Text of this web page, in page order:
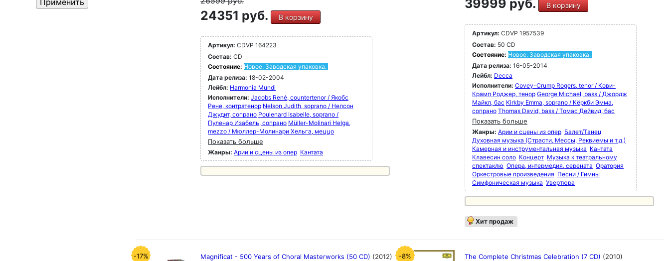
24351 руб. В корзину
Артикул: CDVP 164223
Состав: CD
Состояние: Новое. Заводская упаковка.
Дата релиза: 18-02-2004
Лейбл: Harmonia Mundi
Исполнители: Jacobs René, countertenor / Якобс
Рене, контратенор Nelson Judith, soprano / Нелсон
Джудит, сопрано Poulenard Isabelle, soprano /
Пуленар Изабель, сопрано Müller-Molinari Helga,
mezzo / Мюллер-Молинари Хельга, меццо
Показать больше
Жанры: Арии и сцены из опер Кантата
39999 руб. В корзину
Артикул: CDVP 1957539
Состав: 50 CD
Состояние: Новое. Заводская упаковка.
Дата релиза: 16-05-2014
Лейбл: Decca
Исполнители: Covey-Crump Rogers, tenor / Кови-
Крамп Роджер, тенор George Michael, bass / Джордж
Майкл, бас Kirkby Emma, soprano / Кёркби Эмма,
сопрано Thomas David, bass / Томас Дейвид, бас
Показать больше
Жанры: Арии и сцены из опер Балет/Танец
Духовная музыка (Страсти, Мессы, Реквиемы и т.д.)
Камерная и инструментальная музыка Кантата
Клавесин соло Концерт Музыка к театральному
спектаклю Опера, интермедия, серената Оратория
Оркестровые произведения Песни / Гимны
Симфоническая музыка Увертюра
Хит продаж
-17% Magnificat - 500 Years of Choral Masterworks (50 CD) (2012) -8% The Complete Christmas Celebration (7 CD) (2010)